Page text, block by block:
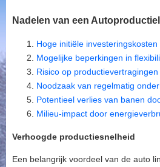
Nadelen van een
Hoge initiële
Mogelijke beperkingen in
Risico op
Noodzaak van regelmatig
Potentieel verlies van banen
Milieu-impact door
Verhoogde productiesnelheid
Een belangrijk voordeel van de auto